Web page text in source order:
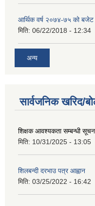
आर्थिक वर्ष २०७४-७५ को बजेट
मिति: 06/22/2018 - 12:34
अन्य
सार्वजनिक खरिद/
शिक्षक आवश्यकता सम्बन्धी
मिति: 10/31/2025 - 13:05
शिलबन्दी दरभाउ पत्र आह्वान
मिति: 03/25/2022 - 16:42